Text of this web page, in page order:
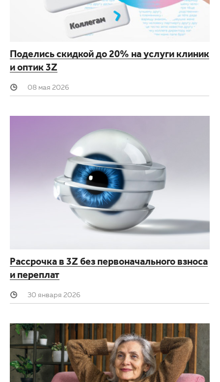
3D-тур по клинике
Партнерам
Закупки
Другие заболевания глаз
Детская офтальмология
Оптика
Поделись скидкой до 20% на услуги клиник
и оптик 3Z
08 мая 2026
Рассрочка в 3Z без первоначального взноса
и переплат
30 января 2026